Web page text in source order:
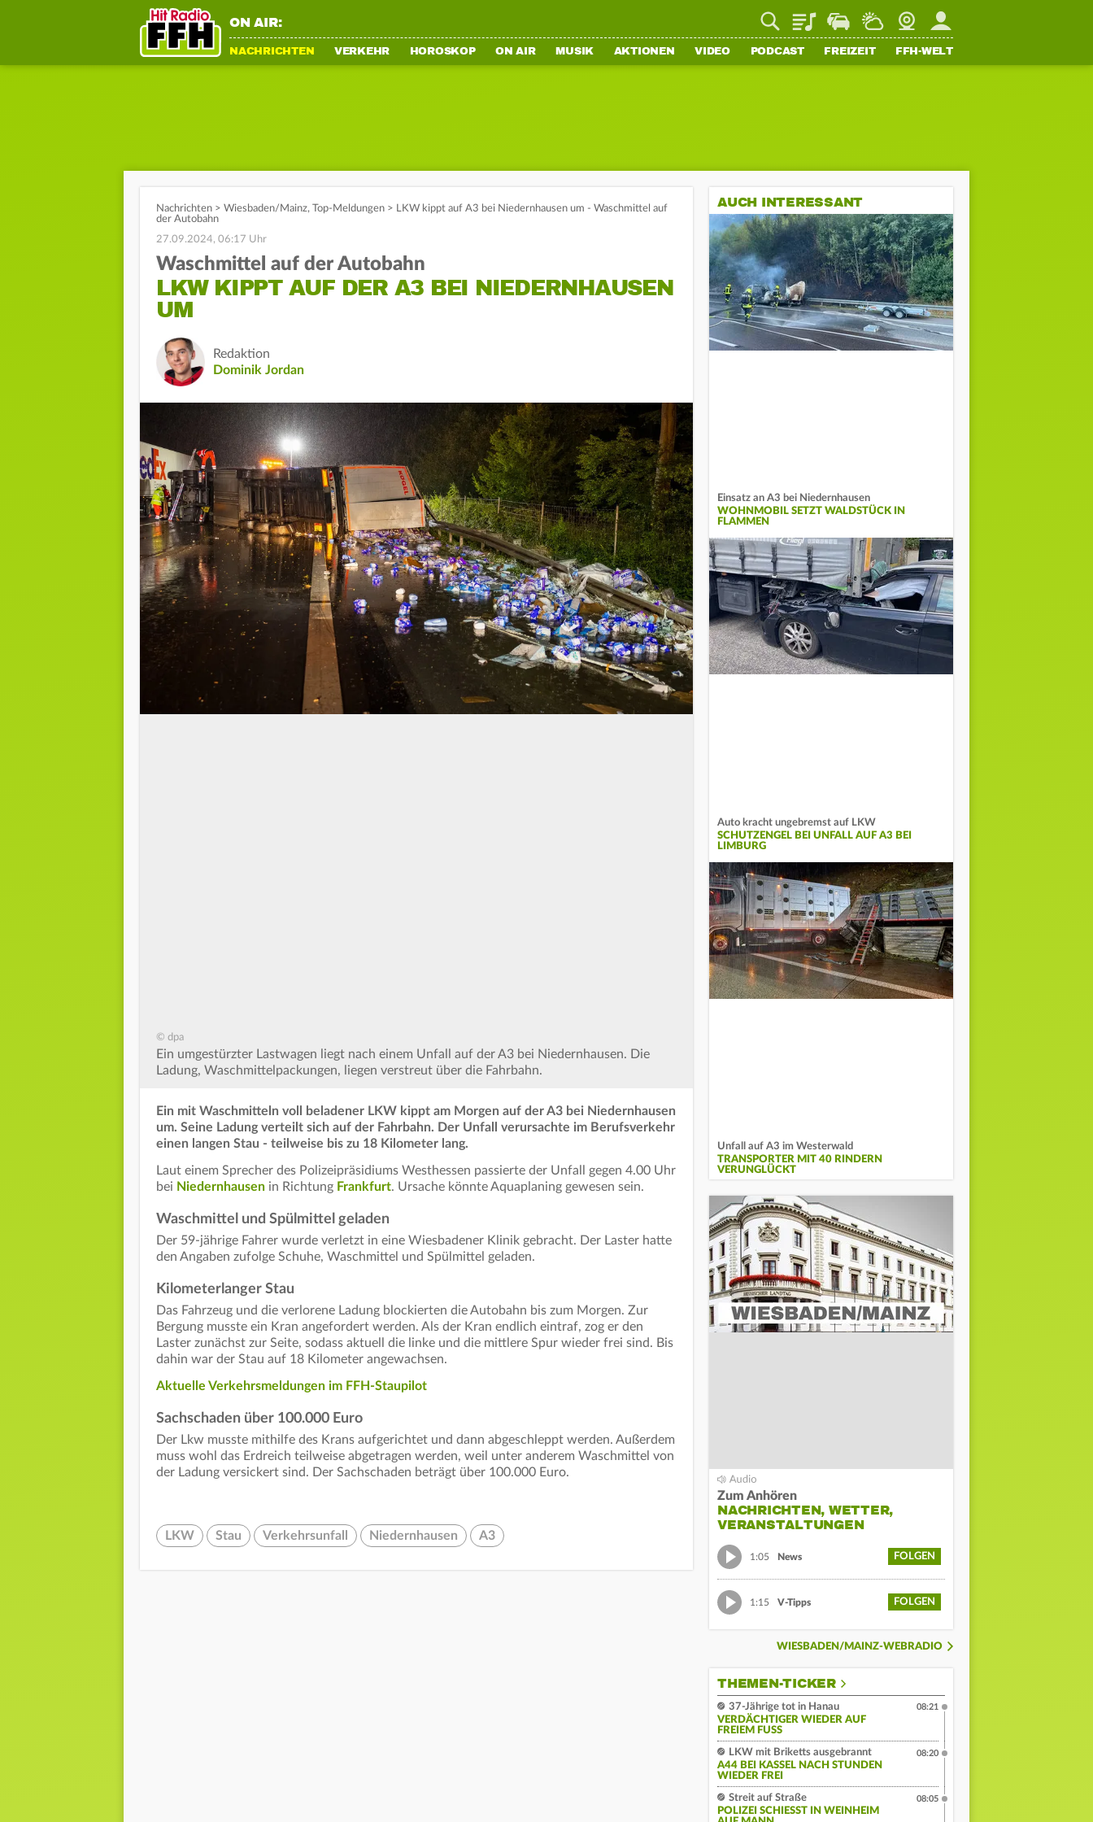
ON AIR: PlaylistStaupilotWetterWebcamMein FFH
NACHRICHTEN VERKEHR HOROSKOP ON AIR MUSIK AKTIONEN VIDEO PODCAST FREIZEIT FFH-WELT
Nachrichten > Wiesbaden/Mainz, Top-Meldungen > LKW kippt auf A3 bei Niedernhausen um - Waschmittel auf
der Autobahn
27.09.2024, 06:17 Uhr
Waschmittel auf der Autobahn
LKW KIPPT AUF DER A3 BEI NIEDERNHAUSEN
UM
Redaktion
Dominik Jordan
© dpa
Ein umgestürzter Lastwagen liegt nach einem Unfall auf der A3 bei Niedernhausen. Die
Ladung, Waschmittelpackungen, liegen verstreut über die Fahrbahn.
Ein mit Waschmitteln voll beladener LKW kippt am Morgen auf der A3 bei Niedernhausen
um. Seine Ladung verteilt sich auf der Fahrbahn. Der Unfall verursachte im Berufsverkehr
einen langen Stau - teilweise bis zu 18 Kilometer lang.
Laut einem Sprecher des Polizeipräsidiums Westhessen passierte der Unfall gegen 4.00 Uhr
bei Niedernhausen in Richtung Frankfurt. Ursache könnte Aquaplaning gewesen sein.
Waschmittel und Spülmittel geladen
Der 59-jährige Fahrer wurde verletzt in eine Wiesbadener Klinik gebracht. Der Laster hatte
den Angaben zufolge Schuhe, Waschmittel und Spülmittel geladen.
Kilometerlanger Stau
Das Fahrzeug und die verlorene Ladung blockierten die Autobahn bis zum Morgen. Zur
Bergung musste ein Kran angefordert werden. Als der Kran endlich eintraf, zog er den
Laster zunächst zur Seite, sodass aktuell die linke und die mittlere Spur wieder frei sind. Bis
dahin war der Stau auf 18 Kilometer angewachsen.
Aktuelle Verkehrsmeldungen im FFH-Staupilot
Sachschaden über 100.000 Euro
Der Lkw musste mithilfe des Krans aufgerichtet und dann abgeschleppt werden. Außerdem
muss wohl das Erdreich teilweise abgetragen werden, weil unter anderem Waschmittel von
der Ladung versickert sind. Der Sachschaden beträgt über 100.000 Euro.
LKW Stau Verkehrsunfall Niedernhausen A3
AUCH INTERESSANT
Einsatz an A3 bei Niedernhausen
WOHNMOBIL SETZT WALDSTÜCK IN
FLAMMEN
Auto kracht ungebremst auf LKW
SCHUTZENGEL BEI UNFALL AUF A3 BEI
LIMBURG
Unfall auf A3 im Westerwald
TRANSPORTER MIT 40 RINDERN
VERUNGLÜCKT
Zum Anhören
NACHRICHTEN, WETTER,
VERANSTALTUNGEN
1:05 News FOLGEN
1:15 V-Tipps FOLGEN
WIESBADEN/MAINZ-WEBRADIO
THEMEN-TICKER
37-Jährige tot in Hanau
VERDÄCHTIGER WIEDER AUF
FREIEM FUSS
08:21
LKW mit Briketts ausgebrannt
A44 BEI KASSEL NACH STUNDEN
WIEDER FREI
08:20
Streit auf Straße
POLIZEI SCHIESST IN WEINHEIM A
08:05